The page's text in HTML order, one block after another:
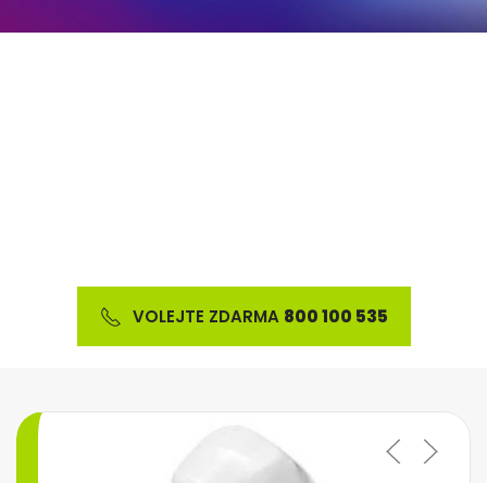
VOLEJTE ZDARMA 800 100 535